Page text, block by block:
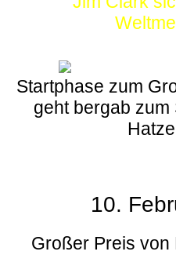
Startphase zum
geht bergab
10.
Großer Preis